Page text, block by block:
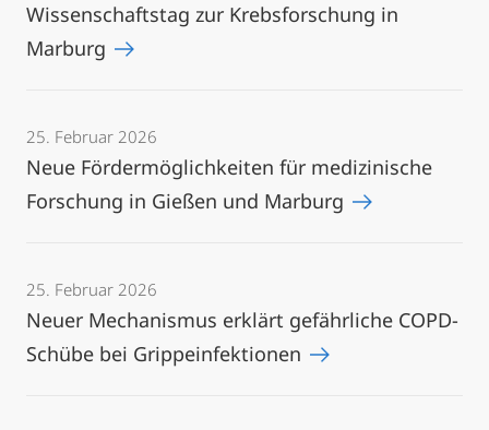
Wissenschaftstag zur Krebsforschung in
Marburg
25. Februar 2026
Neue Fördermöglichkeiten für medizinische
Forschung in Gießen und Marburg
25. Februar 2026
Neuer Mechanismus erklärt gefährliche COPD-
Schübe bei Grippeinfektionen